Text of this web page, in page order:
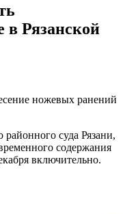
Рязанской
ножевых ранений
суда Рязани,
содержания
включительно.